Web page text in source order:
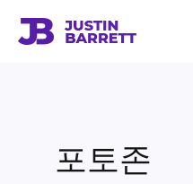
포토존